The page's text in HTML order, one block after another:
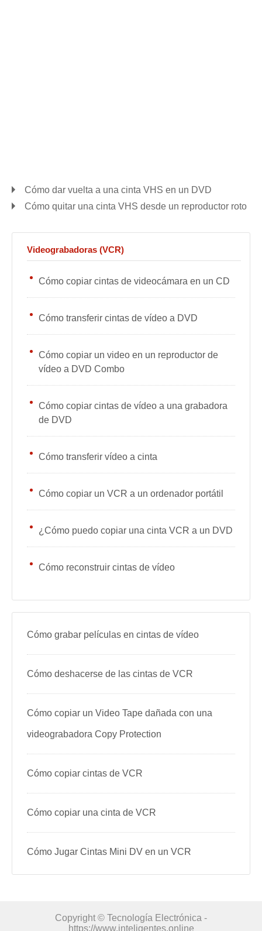
Cómo dar vuelta a una cinta VHS en un DVD
Cómo quitar una cinta VHS desde un reproductor roto
Videograbadoras (VCR)
Cómo copiar cintas de videocámara en un CD
Cómo transferir cintas de vídeo a DVD
Cómo copiar un video en un reproductor de
vídeo a DVD Combo
Cómo copiar cintas de vídeo a una grabadora
de DVD
Cómo transferir vídeo a cinta
Cómo copiar un VCR a un ordenador portátil
¿Cómo puedo copiar una cinta VCR a un DVD
Cómo reconstruir cintas de vídeo
Cómo grabar películas en cintas de vídeo
Cómo deshacerse de las cintas de VCR
Cómo copiar un Video Tape dañada con una
videograbadora Copy Protection
Cómo copiar cintas de VCR
Cómo copiar una cinta de VCR
Cómo Jugar Cintas Mini DV en un VCR
Copyright © Tecnología Electrónica -
https://www.inteligentes.online